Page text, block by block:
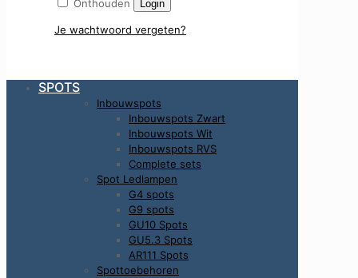
Onthouden Login
Je wachtwoord vergeten?
SPOTS
Inbouwspots
Inbouwspots Zwart
Inbouwspots Wit
Inbouwspots RVS
Complete sets
Spot Ledlampen
G4 spots
G9 spots
GU10 Spots
GU5.3 Spots
AR111 Spots
Spottoebehoren